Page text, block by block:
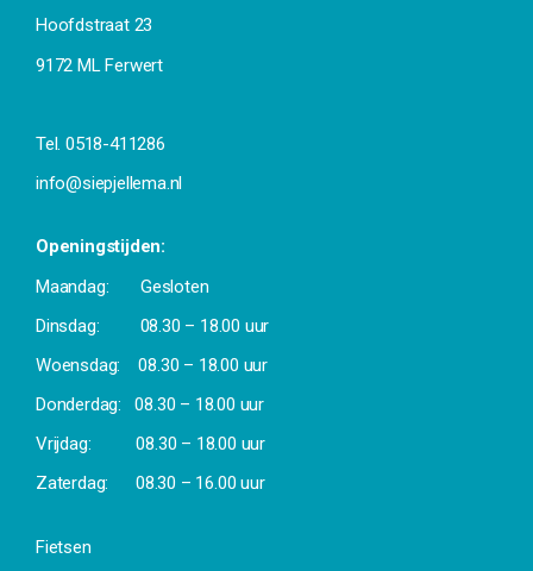
Hoofdstraat 23
9172 ML Ferwert
Tel. 0518-411286
info@siepjellema.nl
Openingstijden:
Maandag:Gesloten
Dinsdag: 08.30 – 18.00 uur
Woensdag: 08.30 – 18.00 uur
Donderdag: 08.30 – 18.00 uur
Vrijdag: 08.30 – 18.00 uur
Zaterdag:08.30 – 16.00 uur
Fietsen